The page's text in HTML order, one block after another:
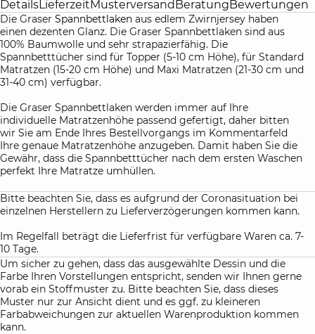
DetailsLieferzeitMusterversandBeratungBewertungen
Die Graser Spannbettlaken aus edlem Zwirnjersey haben
einen dezenten Glanz. Die Graser Spannbettlaken sind aus
100% Baumwolle und sehr strapazierfähig. Die
Spannbetttücher sind für Topper (5-10 cm Höhe), für Standard
Matratzen (15-20 cm Höhe) und Maxi Matratzen (21-30 cm und
31-40 cm) verfügbar.
Die Graser Spannbettlaken werden immer auf Ihre
individuelle Matratzenhöhe passend gefertigt, daher bitten
wir Sie am Ende Ihres Bestellvorgangs im Kommentarfeld
Ihre genaue Matratzenhöhe anzugeben. Damit haben Sie die
Gewähr, dass die Spannbetttücher nach dem ersten Waschen
perfekt Ihre Matratze umhüllen.
Bitte beachten Sie, dass es aufgrund der Coronasituation bei
einzelnen Herstellern zu Lieferverzögerungen kommen kann.
Im Regelfall beträgt die Lieferfrist für verfügbare Waren ca. 7-
10 Tage.
Um sicher zu gehen, dass das ausgewählte Dessin und die
Farbe Ihren Vorstellungen entspricht, senden wir Ihnen gerne
vorab ein Stoffmuster zu. Bitte beachten Sie, dass dieses
Muster nur zur Ansicht dient und es ggf. zu kleineren
Farbabweichungen zur aktuellen Warenproduktion kommen
kann.